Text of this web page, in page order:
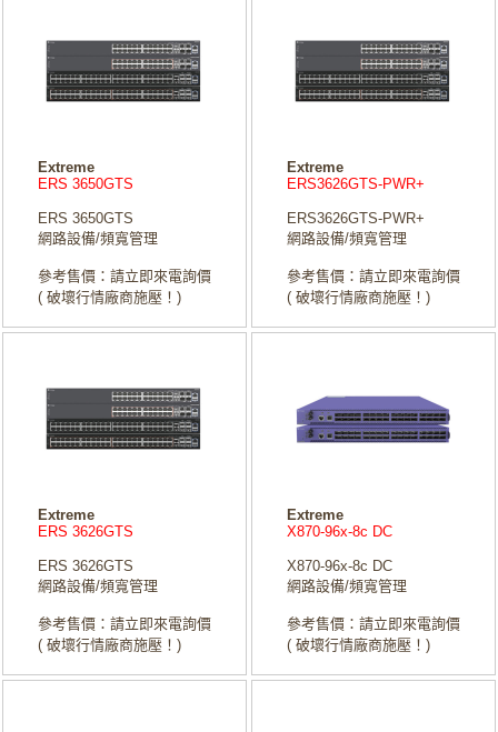
Extreme
ERS 3650GTS
ERS 3650GTS
網路設備/頻寬管理
參考售價：請立即來電詢價
( 破壞行情廠商施壓！)
Extreme
ERS3626GTS-PWR+
ERS3626GTS-PWR+
網路設備/頻寬管理
參考售價：請立即來電詢價
( 破壞行情廠商施壓！)
Extreme
ERS 3626GTS
ERS 3626GTS
網路設備/頻寬管理
參考售價：請立即來電詢價
( 破壞行情廠商施壓！)
Extreme
X870-96x-8c DC
X870-96x-8c DC
網路設備/頻寬管理
參考售價：請立即來電詢價
( 破壞行情廠商施壓！)